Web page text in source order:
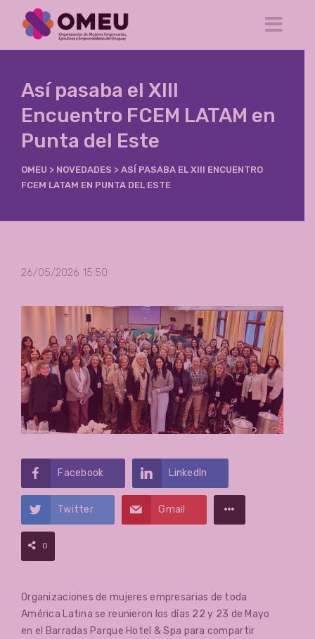
Así pasaba el XIII
Encuentro FCEM LATAM en
Punta del Este
OMEU > NOVEDADES > ASÍ PASABA EL XIII ENCUENTRO
FCEM LATAM EN PUNTA DEL ESTE
26/05/2026 15:50
Facebook LinkedIn
Twitter Gmail
0
Organizaciones de mujeres empresarias de toda
América Latina se reunieron los días 22 y 23 de Mayo
en el Barradas Parque Hotel & Spa para compartir